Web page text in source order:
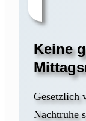
Keine
Gesetzlich
Nachtruhe